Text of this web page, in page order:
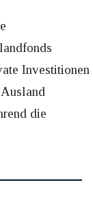
Investitionen
die